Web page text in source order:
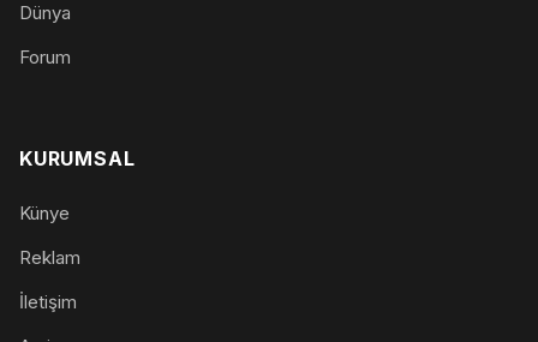
Dünya
Forum
KURUMSAL
Künye
Reklam
İletişim